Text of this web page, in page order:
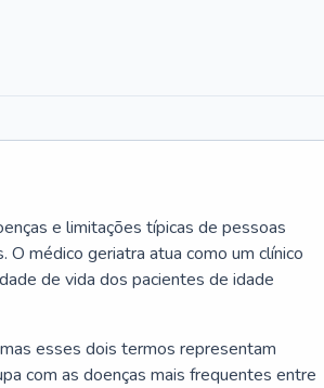
e limitações típicas de pessoas
médico geriatra atua como um clínico
de vida dos pacientes de idade
esses dois termos representam
com as doenças mais frequentes entre